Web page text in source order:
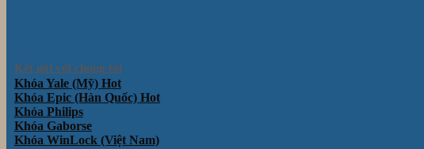
Kết nối với chúng tôi
Khóa Yale (Mỹ)
Khóa Epic (Hàn Quốc)
Khóa Philips
Khóa Gaborse
Khóa WinLock (Việt Nam)